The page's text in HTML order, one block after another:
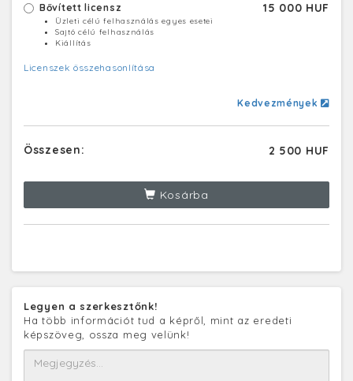
Bővített licensz 15 000 HUF
Üzleti célú felhasználás egyes esetei
Sajtó célú felhasználás
Kiállítás
Licenszek összehasonlítása
Kedvezmények
Összesen: 2 500 HUF
Kosárba
Legyen a szerkesztőnk!
Ha több információt tud a képről, mint az eredeti
képszöveg, ossza meg velünk!